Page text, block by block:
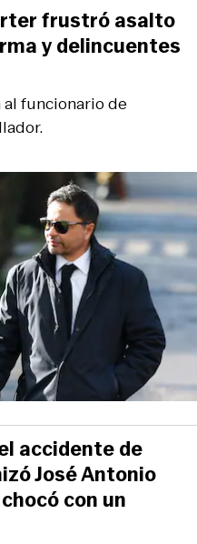
funcionario de
frustró asalto
y delincuentes
accidente de
José Antonio
con un